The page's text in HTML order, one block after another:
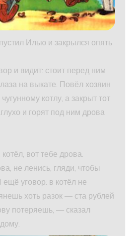
Илью и закрылся опять
и видит: стоит перед ним
на выкате. Повёл хозяин
котлу, а закрыт тот
и горят под ним дрова
вот тебе дрова.
не ленись, гляди, чтобы
уговор: в котёл не
хоть разок — ста рублей
потеряешь, — сказал